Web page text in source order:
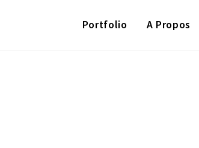
Portfolio A Propos